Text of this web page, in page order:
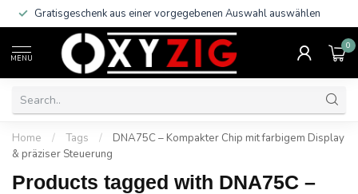
Gratisgeschenk aus einer vorgegebenen Auswahl auswählen
MENU
0
Home / Tags /
DNA75C – Kompakter Chip mit farbigem Display
& präziser Steuerung
Products tagged with DNA75C –